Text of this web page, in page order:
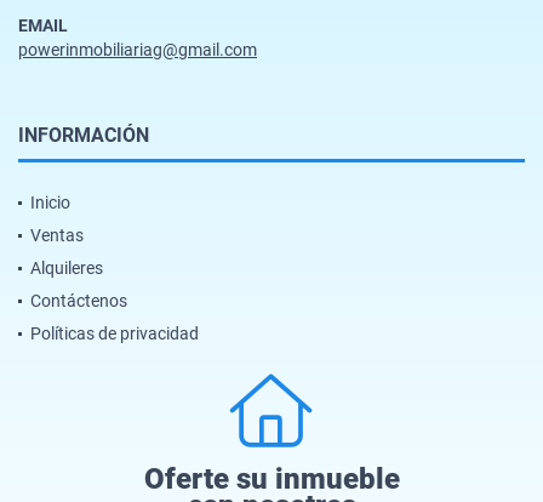
EMAIL
powerinmobiliariag@gmail.com
INFORMACIÓN
Inicio
Ventas
Alquileres
Contáctenos
Políticas de privacidad
Oferte su inmueble